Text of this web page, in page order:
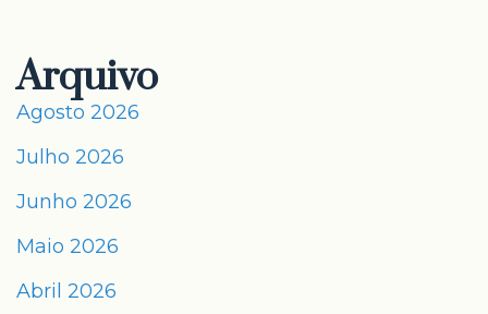
Arquivo
Agosto 2026
Julho 2026
Junho 2026
Maio 2026
Abril 2026